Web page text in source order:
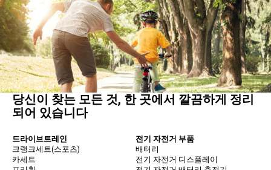
당신이 찾는 모든 것, 한 곳에서 깔끔하게 정리
되어 있습니다
드라이브트레인
크랭크세트(스포츠)
카세트
전기 자전거 부품
배터리
전기 자전거 디스플레이